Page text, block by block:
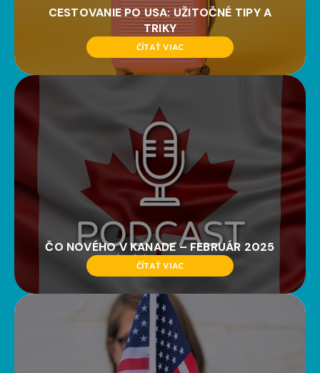
CESTOVANIE PO USA: UŽITOČNÉ TIPY A
TRIKY
ČÍTAŤ VIAC
ČO NOVÉHO V KANADE – FEBRUÁR 2025
ČÍTAŤ VIAC